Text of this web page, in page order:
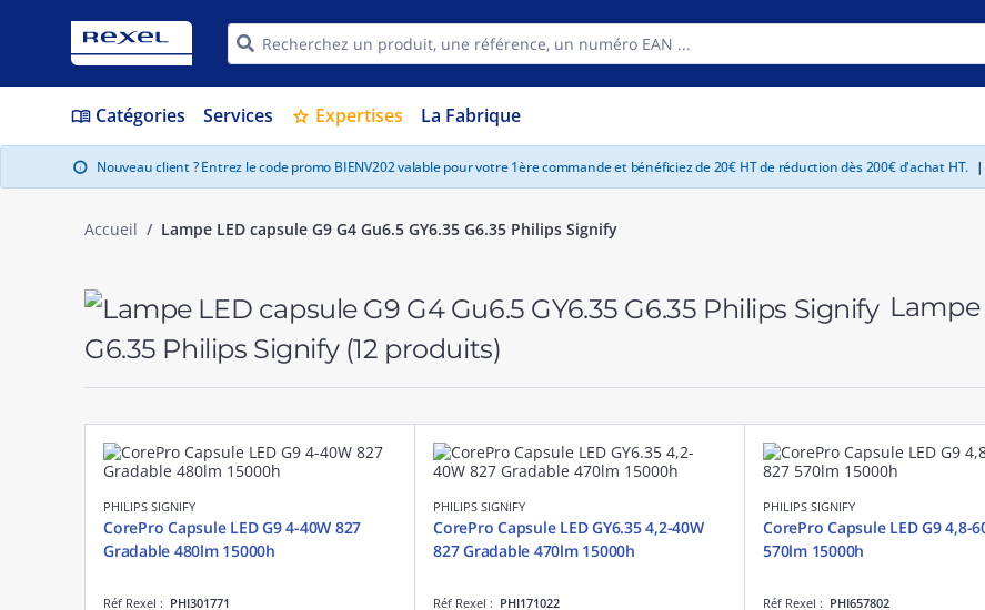
menu_book Catégories Services star Expertises La Fabrique
info Nouveau client ? Entrez le code promo BIENV202 valable pour votre 1ère commande et bénéficiez de 20€ HT de réduction dès 200€ d'achat HT. |
Accueil Lampe LED capsule G9 G4 Gu6.5 GY6.35 G6.35 Philips Signify
Lampe
G6.35 Philips Signify (12 produits)
PHILIPS SIGNIFY
CorePro Capsule LED G9 4-40W 827
Gradable 480lm 15000h
Réf Rexel : PHI301771
PHILIPS SIGNIFY
CorePro Capsule LED GY6.35 4,2-40W
827 Gradable 470lm 15000h
Réf Rexel : PHI171022
PHILIPS SIGNIFY
CorePro Capsule LED G9 4,8-
570lm 15000h
Réf Rexel : PHI657802